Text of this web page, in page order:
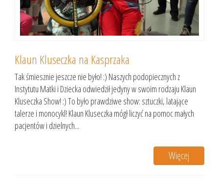
Klaun Kluseczka na Kasprzaka
Tak śmiesznie jeszcze nie było! :) Naszych podopiecznych z
Instytutu Matki i Dziecka odwiedził jedyny w swoim rodzaju Klaun
Kluseczka Show! :) To było prawdziwe show: sztuczki, latające
talerze i monocykl! Klaun Kluseczka mógł liczyć na pomoc małych
pacjentów i dzielnych...
Więcej